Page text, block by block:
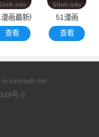
画最新版
查看
51漫画
查看
号-6